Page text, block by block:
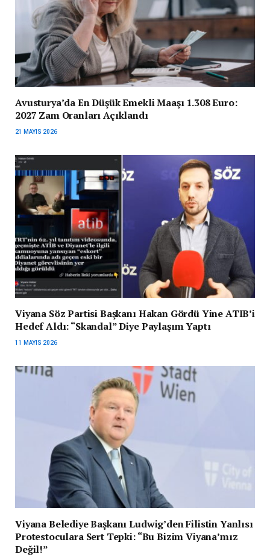
Avusturya’da En Düşük Emekli Maaşı 1.308 Euro:
2027 Zam Oranları Açıklandı
21 MAYIS 2026
Viyana Söz Partisi Başkanı Hakan Gördü Yine ATIB’i
Hedef Aldı: “Skandal” Diye Paylaşım Yaptı
11 MAYIS 2026
Viyana Belediye Başkanı Ludwig’den Filistin Yanlısı
Protestoculara Sert Tepki: “Bu Bizim Viyana’mız
Değil!”